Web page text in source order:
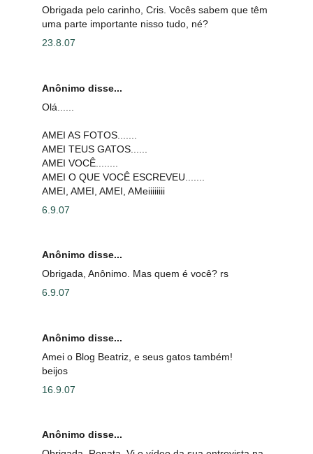
Obrigada pelo carinho, Cris. Vocês sabem que têm
uma parte importante nisso tudo, né?
23.8.07
Anônimo disse...
Olá......
AMEI AS FOTOS.......
AMEI TEUS GATOS......
AMEI VOCÊ........
AMEI O QUE VOCÊ ESCREVEU.......
AMEI, AMEI, AMEI, AMeiiiiiiii
6.9.07
Anônimo disse...
Obrigada, Anônimo. Mas quem é você? rs
6.9.07
Anônimo disse...
Amei o Blog Beatriz, e seus gatos também!
beijos
16.9.07
Anônimo disse...